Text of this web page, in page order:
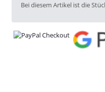
Bei diesem Artikel ist die